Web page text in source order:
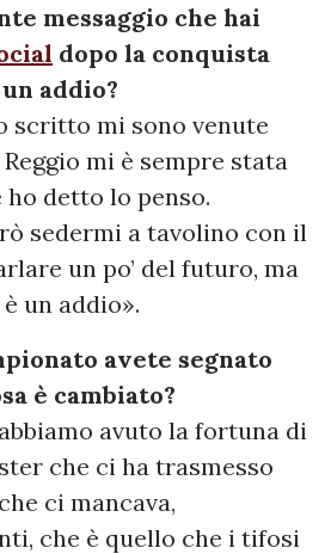
messaggio che hai
dopo la conquista
addio?
scritto mi sono venute
mi è sempre stata
detto lo penso.
sedermi a tavolino con il
un po’ del futuro, ma
un addio».
avete segnato
è cambiato?
avuto la fortuna di
che ci ha trasmesso
ci mancava,
che è quello che i tifosi